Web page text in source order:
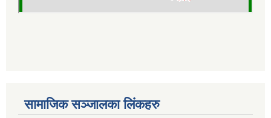
सामाजिक सञ्जालका लिंकहरु